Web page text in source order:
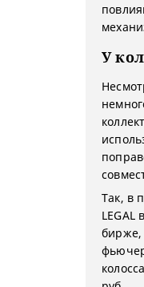
У
Так, в
LEGAL
бирже,